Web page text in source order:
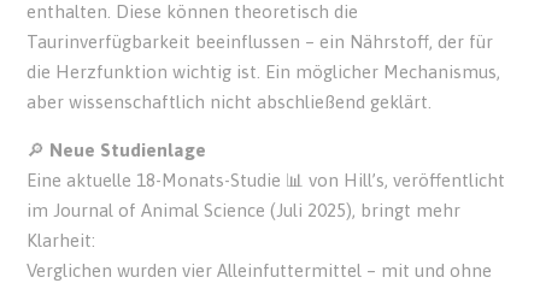
enthalten. Diese können theoretisch die
Taurinverfügbarkeit beeinflussen – ein Nährstoff, der für
die Herzfunktion wichtig ist. Ein möglicher Mechanismus,
aber wissenschaftlich nicht abschließend geklärt.
🔎 Neue Studienlage
Eine aktuelle 18-Monats-Studie 📊 von Hill’s, veröffentlicht
im Journal of Animal Science (Juli 2025), bringt mehr
Klarheit:
Verglichen wurden vier Alleinfuttermittel – mit und ohne